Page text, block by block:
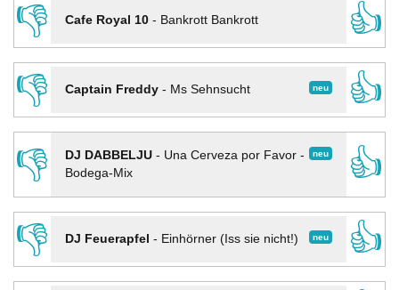
👎
Cafe Royal 10- Bankrott Bankrott
👍
👎
neu
Captain Freddy- Ms Sehnsucht
👍
👎
neu
DJ DABBELJU- Una Cerveza por Favor -
Bodega-Mix
👍
👎
neu
DJ Feuerapfel - Einhörner (Iss sie nicht!)
👍